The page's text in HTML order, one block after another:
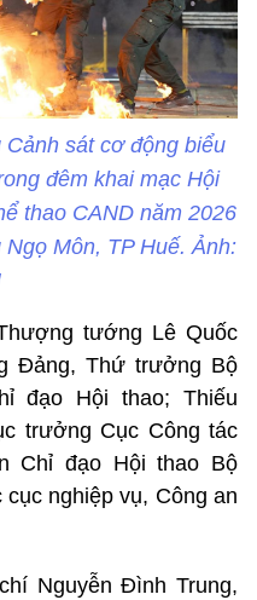
sát cơ động biểu
đêm khai mạc Hội
thao CAND năm 2026
Môn, TP Huế. Ảnh:
tướng Lê Quốc
Đảng, Thứ trưởng Bộ
đạo Hội thao; Thiếu
trưởng Cục Công tác
Chỉ đạo Hội thao Bộ
nghiệp vụ, Công an
Nguyễn Đình Trung,